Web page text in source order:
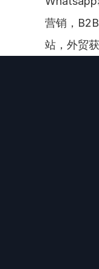
营销，
站，外贸